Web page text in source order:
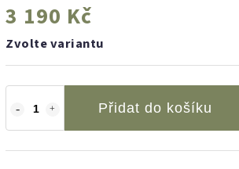
3 190 Kč
Zvolte variantu
Přidat do košíku